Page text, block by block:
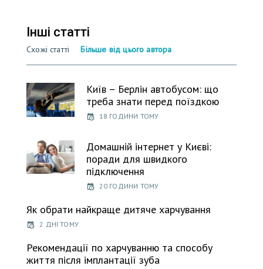
Інші статті
Схожі статті Більше від цього автора
Київ – Берлін автобусом: що
треба знати перед поїздкою
18 ГОДИНИ ТОМУ
Домашній інтернет у Києві:
поради для швидкого
підключення
20 ГОДИНИ ТОМУ
Як обрати найкраще дитяче харчування
2 ДНІ ТОМУ
Рекомендації по харчуванню та способу
життя після імплантації зуба